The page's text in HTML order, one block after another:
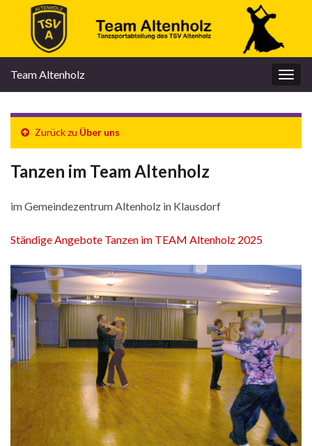
Team Altenholz
Zurück zu Über uns
Tanzen im Team Altenholz
im Gemeindezentrum Altenholz in Klausdorf
Ständige Angebote Tanzen im TEAM Altenholz 2025